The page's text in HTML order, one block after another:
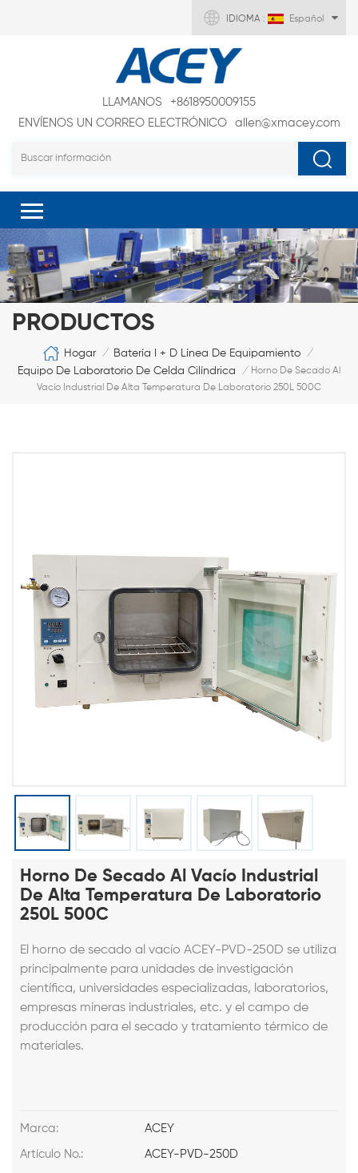
IDIOMA : Español
LLAMANOS
+8618950009155
ENVÍENOS UN CORREO ELECTRÓNICO
allen@xmacey.com
PRODUCTOS
Hogar / Batería I + D Línea De Equipamiento /
Equipo De Laboratorio De Celda Cilíndrica / Horno De Secado Al
Vacío Industrial De Alta Temperatura De Laboratorio 250L 500C
Horno De Secado Al Vacío Industrial
De Alta Temperatura De Laboratorio
250L 500C
El horno de secado al vacío ACEY-PVD-250D se utiliza
principalmente para unidades de investigación
científica, universidades especializadas, laboratorios,
empresas mineras industriales, etc. y el campo de
producción para el secado y tratamiento térmico de
materiales.
Marca: ACEY
Artículo No.: ACEY-PVD-250D